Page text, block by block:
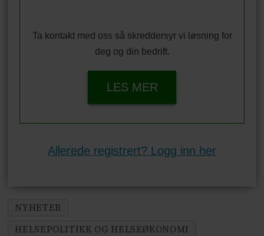
Ta kontakt med oss så skreddersyr vi løsning for
deg og din bedrift.
LES MER
Allerede registrert? Logg inn her
NYHETER
HELSEPOLITIKK OG HELSEØKONOMI